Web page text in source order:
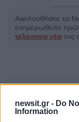
newsit.gr - Do
Information
Ακολουθήστε το
ενημερωθείτε
τελευταία νέα της
Πιο